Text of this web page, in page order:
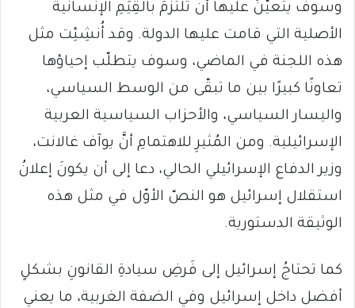
وسوف يتعيّنُ عليها أن تلتزمَ بالقِيَمِ الإنسانية
الأصلية التي قامت عليها الدولة. وقد أُنشِئِت مثل
هذه اللجنة في الماضي، وسوف يتطلّب إحياؤها
تعاونًا كبيرًا بين ما تبقّى من الوسط السياسي،
واليسار السياسي، والأحزاب السياسية العربية
الإسرائيلية. ومن المُثيرِ للاهتمامِ أنَّ يوآف غالانت،
وزير الدفاع الإسرائيلي الحالي، دعا إلى أن يكونَ إعلانُ
استقلال إسرائيل هو النصّ الأوّل في مثل هذه
الوثيقة الدستورية.
كما تحتاجُ إسرائيل إلى فَرضِ سيادةِ القانونِ بشكلٍ
أفضل داخل إسرائيل وفي الضفة الغربية، ما يعني